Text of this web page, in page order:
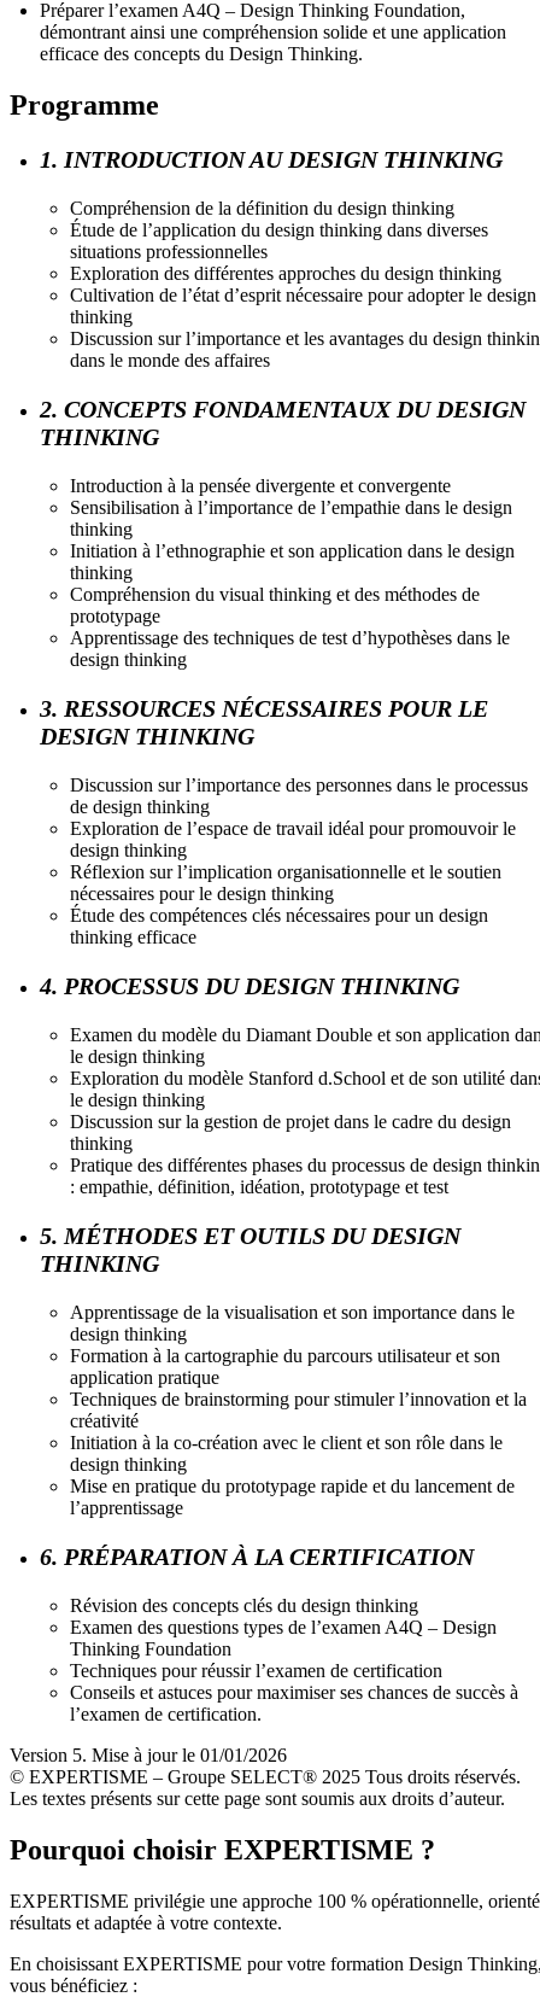
Préparer l’examen A4Q – Design Thinking Foundation,
démontrant ainsi une compréhension solide et une application
efficace des concepts du Design Thinking.
Programme
1. INTRODUCTION AU DESIGN THINKING
Compréhension de la définition du design thinking
Étude de l’application du design thinking dans diverses
situations professionnelles
Exploration des différentes approches du design thinking
Cultivation de l’état d’esprit nécessaire pour adopter le design
thinking
Discussion sur l’importance et les avantages du design
dans le monde des affaires
2. CONCEPTS FONDAMENTAUX DU DESIGN
THINKING
Introduction à la pensée divergente et convergente
Sensibilisation à l’importance de l’empathie dans le design
thinking
Initiation à l’ethnographie et son application dans le design
thinking
Compréhension du visual thinking et des méthodes de
prototypage
Apprentissage des techniques de test d’hypothèses dans le
design thinking
3. RESSOURCES NÉCESSAIRES POUR LE
DESIGN THINKING
Discussion sur l’importance des personnes dans le processus
de design thinking
Exploration de l’espace de travail idéal pour promouvoir le
design thinking
Réflexion sur l’implication organisationnelle et le soutien
nécessaires pour le design thinking
Étude des compétences clés nécessaires pour un design
thinking efficace
4. PROCESSUS DU DESIGN THINKING
Examen du modèle du Diamant Double et son application
le design thinking
Exploration du modèle Stanford d.School et de son utilité
le design thinking
Discussion sur la gestion de projet dans le cadre du design
thinking
Pratique des différentes phases du processus de design
: empathie, définition, idéation, prototypage et test
5. MÉTHODES ET OUTILS DU DESIGN
THINKING
Apprentissage de la visualisation et son importance dans le
design thinking
Formation à la cartographie du parcours utilisateur et son
application pratique
Techniques de brainstorming pour stimuler l’innovation et la
créativité
Initiation à la co-création avec le client et son rôle dans le
design thinking
Mise en pratique du prototypage rapide et du lancement de
l’apprentissage
6. PRÉPARATION À LA CERTIFICATION
Révision des concepts clés du design thinking
Examen des questions types de l’examen A4Q – Design
Thinking Foundation
Techniques pour réussir l’examen de certification
Conseils et astuces pour maximiser ses chances de succès à
l’examen de certification.
Version 5. Mise à jour le 01/01/2026
© EXPERTISME – Groupe SELECT® 2025 Tous droits réservés.
Les textes présents sur cette page sont soumis aux droits d’auteur.
Pourquoi choisir EXPERTISME ?
EXPERTISME privilégie une approche 100 % opérationnelle,
résultats et adaptée à votre contexte.
En choisissant EXPERTISME pour votre formation Design
vous bénéficiez :